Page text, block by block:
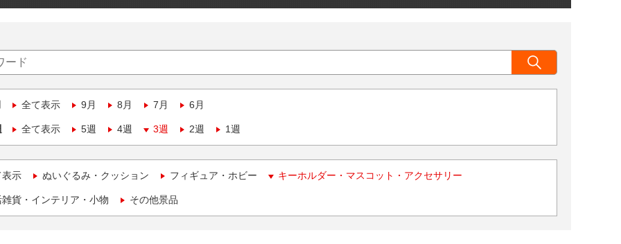
全て表示 9月 8月 7月 6月
全て表示 5週 4週 3週 2週 1週
表示 ぬいぐるみ・クッション フィギュア・ホビー キーホルダー・マスコット・アクセサリー
貨・インテリア・小物 その他景品